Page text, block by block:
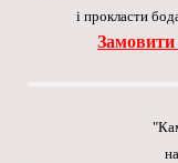
і прокласти